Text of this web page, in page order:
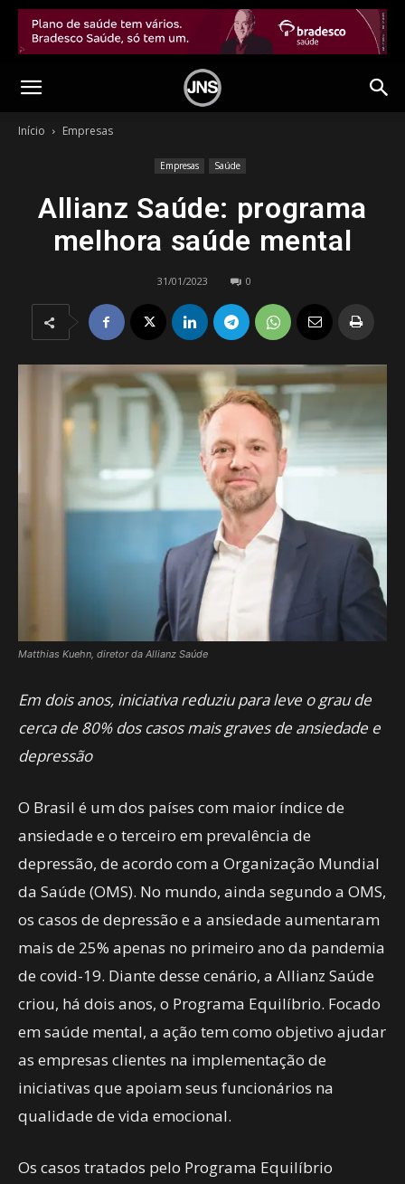
Início Empresas
Empresas Saúde
Allianz Saúde: programa
melhora saúde mental
31/01/2023 0
Matthias Kuehn, diretor da Allianz Saúde
Em dois anos, iniciativa reduziu para leve o grau de
cerca de 80% dos casos mais graves de ansiedade e
depressão
O Brasil é um dos países com maior índice de
ansiedade e o terceiro em prevalência de
depressão, de acordo com a Organização Mundial
da Saúde (OMS). No mundo, ainda segundo a OMS,
os casos de depressão e a ansiedade aumentaram
mais de 25% apenas no primeiro ano da pandemia
de covid-19. Diante desse cenário, a Allianz Saúde
criou, há dois anos, o Programa Equilíbrio. Focado
em saúde mental, a ação tem como objetivo ajudar
as empresas clientes na implementação de
iniciativas que apoiam seus funcionários na
qualidade de vida emocional.
Os casos tratados pelo Programa Equilíbrio